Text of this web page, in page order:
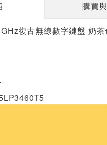
購買
復古無線數字鍵盤 奶